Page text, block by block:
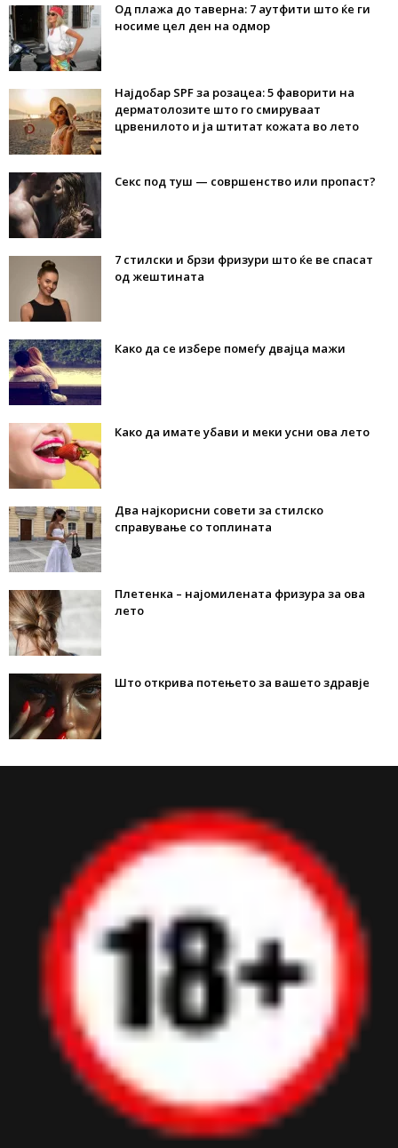
Од плажа до таверна: 7 аутфити што ќе ги
носиме цел ден на одмор
Најдобар SPF за розацеа: 5 фаворити на
дерматолозите што го смируваат
црвенилото и ја штитат кожата во лето
Секс под туш — совршенство или пропаст?
7 стилски и брзи фризури што ќе ве спасат
од жештината
Како да се избере помеѓу двајца мажи
Како да имате убави и меки усни ова лето
Два најкорисни совети за стилско
справување со топлината
Плетенка – најомилената фризура за ова
лето
Што открива потењето за вашето здравје